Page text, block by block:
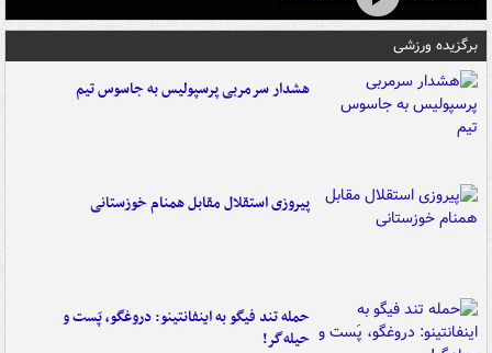
برگزیده ورزشی
هشدار سرمربی پرسپولیس به جاسوس تیم
پیروزی استقلال مقابل همنام خوزستانی
حمله تند فیگو به اینفانتینو: دروغگو، پَست‌ و
حیله‌گر!